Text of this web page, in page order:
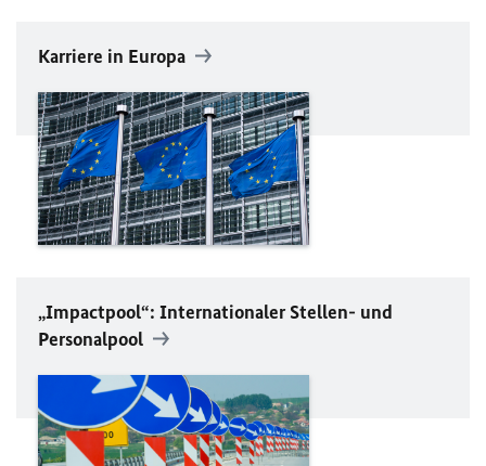
Karriere in Europa
„Impactpool“: Internationaler Stellen- und
Personalpool